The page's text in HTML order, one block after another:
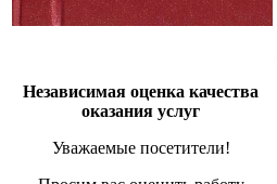
Независимая оценка качества
оказания услуг
Уважаемые посетители!